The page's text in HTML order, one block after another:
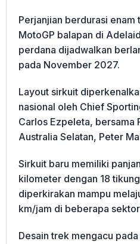
Perjanjian berdurasi enam
MotoGP balapan di
perdana dijadwalkan
pada November 2027.
Layout sirkuit
nasional oleh Chief
Carlos Ezpeleta, bersama
Australia Selatan, Peter
Sirkuit baru memiliki
kilometer dengan 18
diperkirakan mampu
km/jam di beberapa
Desain trek mengacu